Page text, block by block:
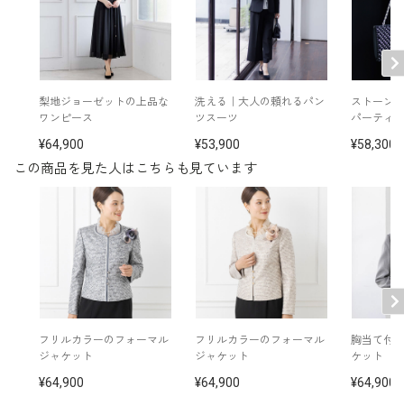
120.5 106.0 41.0
素材
表地：ポリエステル48％ アクリル24％ レーヨン2
1％ ナイロン7％（スラブボーダージャカード）
裏地：ポリエステル100％
襟付き（取り外し可）
胸当て付き（取り外し可）
袖口スリット入り（折り返し可）
※モデル着用
スカート /
パンツ /6407902-09
ワンピース /
イヤリング /
コサージュ（パープル）/5503567-80
5522915-91
この商品を見た人はこちらも見ています
フリルカラーのフォーマル
ジャケット
64,900
フリルカラーのフォーマル
ジャケット
64,900
胸当て付
ケット
64,900
梨地ジョーゼットの上品な
ワンピース
64,900
洗える｜大人の頼れるパン
ツスーツ
53,900
ストーン×
パーティ
58,300